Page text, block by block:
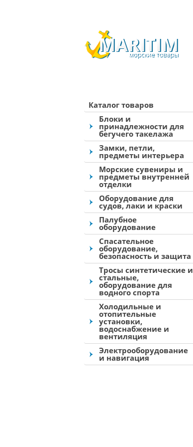
Каталог товаров
Блоки и
принадлежности для
бегучего такелажа
Замки, петли,
предметы интерьера
Морские сувениры и
предметы внутренней
отделки
Оборудование для
судов, лаки и краски
Палубное
оборудование
Спасательное
оборудование,
безопасность и защита
Тросы синтетические и
стальные,
оборудование для
водного спорта
Холодильные и
отопительные
установки,
водоснабжение и
вентиляция
Электрооборудование
и навигация